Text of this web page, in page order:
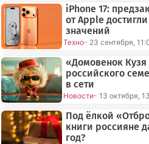
iPhone 17:
от Apple
значений
Техно- 23 сентября,
«Домовенок
российского
в сети
Новости- 13 октября,
Под ёлкой
книги россияне
год?